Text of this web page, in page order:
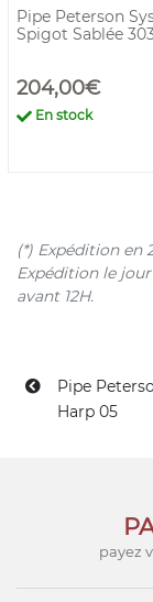
Pipe Peterson
Spigot Sablée 303
204,00€
En stock
(*) Expédition en
Expédition le
avant 12H.
Pipe
Harp 05
payez